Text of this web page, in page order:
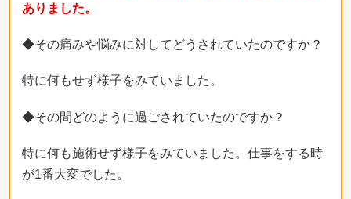
ありました。
◆その痛みや悩みに対してどうされていたのですか？
特に何もせず様子をみていました。
◆その間どのように過ごされていたのですか？
特に何も施術せず様子をみていました。仕事をする時
が1番大変でした。